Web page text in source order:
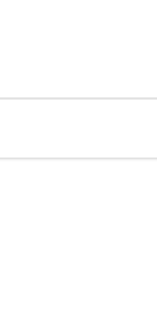
udviklet, designet
god kvalitet til
Det er